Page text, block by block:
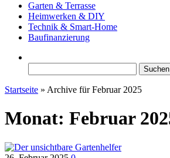
Garten & Terrasse
Heimwerken & DIY
Technik & Smart-Home
Baufinanzierung
nach:
Startseite » Archive für Februar 2025
Monat: Februar